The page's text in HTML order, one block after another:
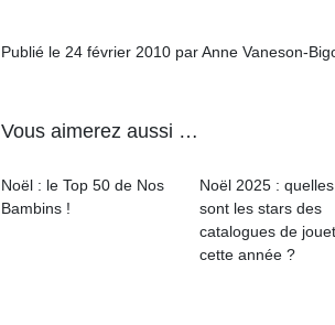
Publié le 24 février 2010 par Anne Vaneson-
Vous aimerez aussi …
Noël : le Top 50 de Nos
Bambins !
Noël 2025 : quelles
sont les stars des
catalogues de
cette année ?